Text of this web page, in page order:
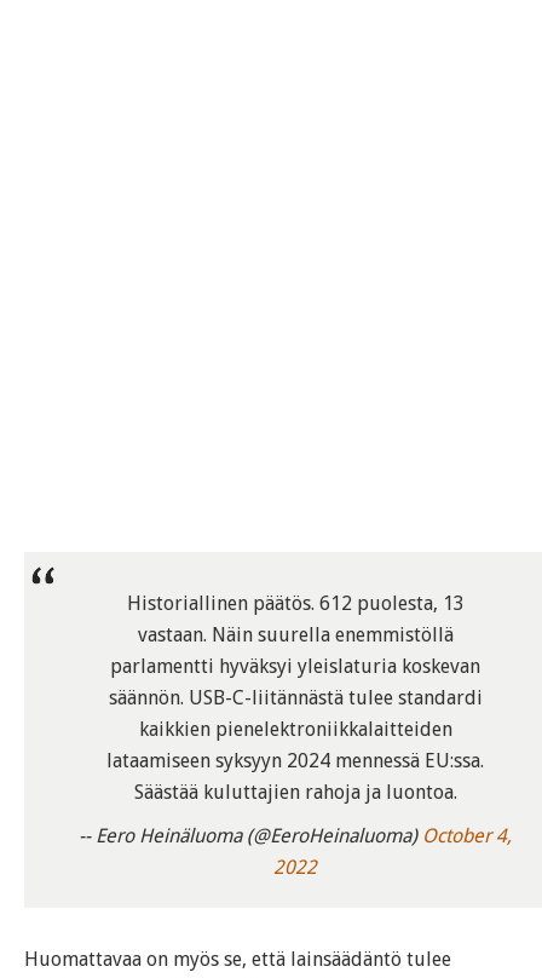
Historiallinen päätös. 612 puolesta, 13
vastaan. Näin suurella enemmistöllä
parlamentti hyväksyi yleislaturia koskevan
säännön. USB-C-liitännästä tulee standardi
kaikkien pienelektroniikkalaitteiden
lataamiseen syksyyn 2024 mennessä EU:ssa.
Säästää kuluttajien rahoja ja luontoa.
-- Eero Heinäluoma (@EeroHeinaluoma) October 4,
2022
Huomattavaa on myös se, että lainsäädäntö tulee